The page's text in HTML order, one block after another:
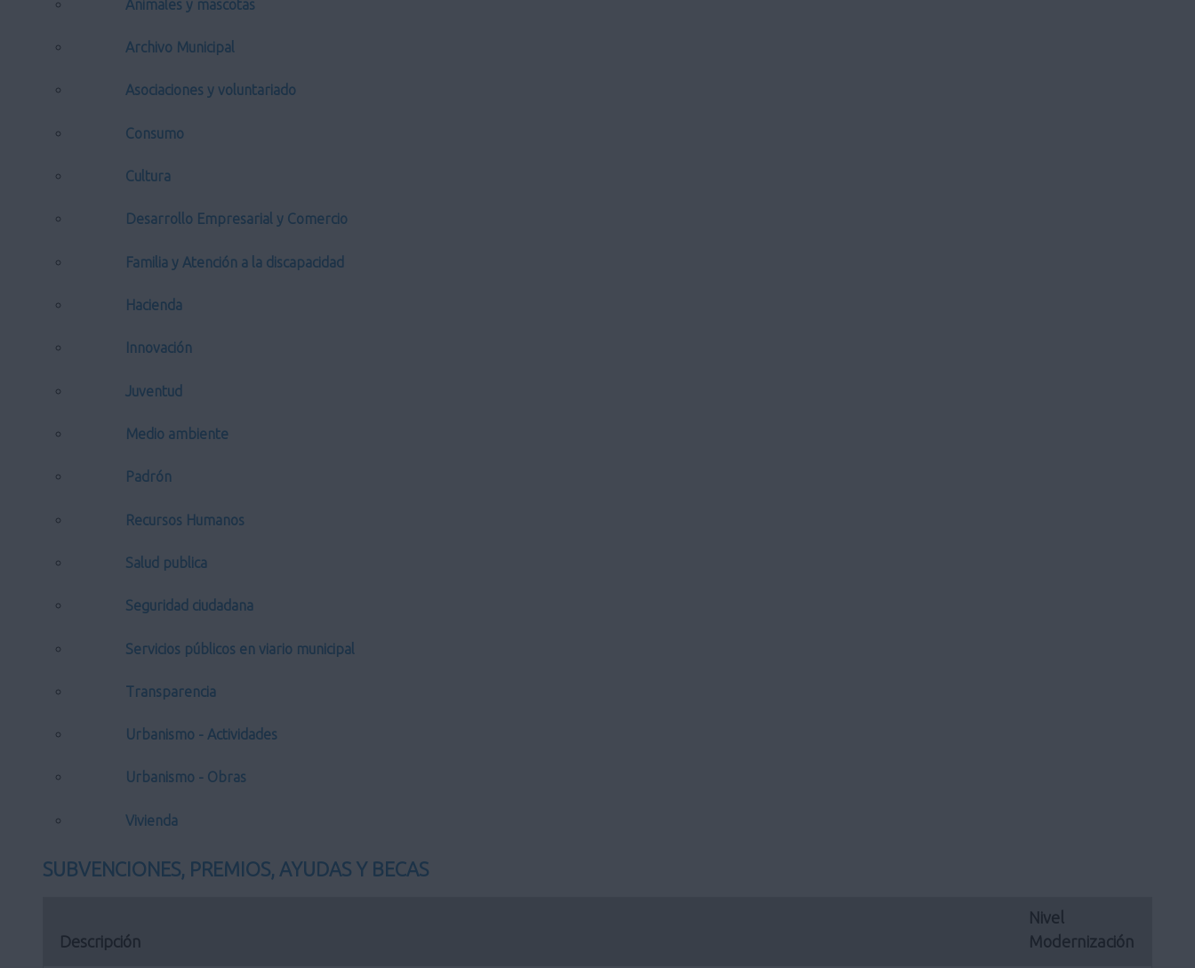
Animales y mascotas
Archivo Municipal
Asociaciones y voluntariado
Consumo
Cultura
Desarrollo Empresarial y Comercio
Familia y Atención a la discapacidad
Hacienda
Innovación
Juventud
Medio ambiente
Padrón
Recursos Humanos
Salud publica
Seguridad ciudadana
Servicios públicos en viario municipal
Transparencia
Urbanismo - Actividades
Urbanismo - Obras
Vivienda
SUBVENCIONES, PREMIOS, AYUDAS Y BECAS
Descripción
Nivel
Modernización